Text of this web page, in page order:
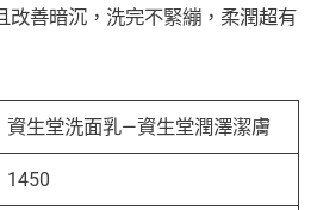
改善暗沉，洗完不緊繃，柔潤超有
資生堂洗面乳—資生堂潤澤潔膚
1450